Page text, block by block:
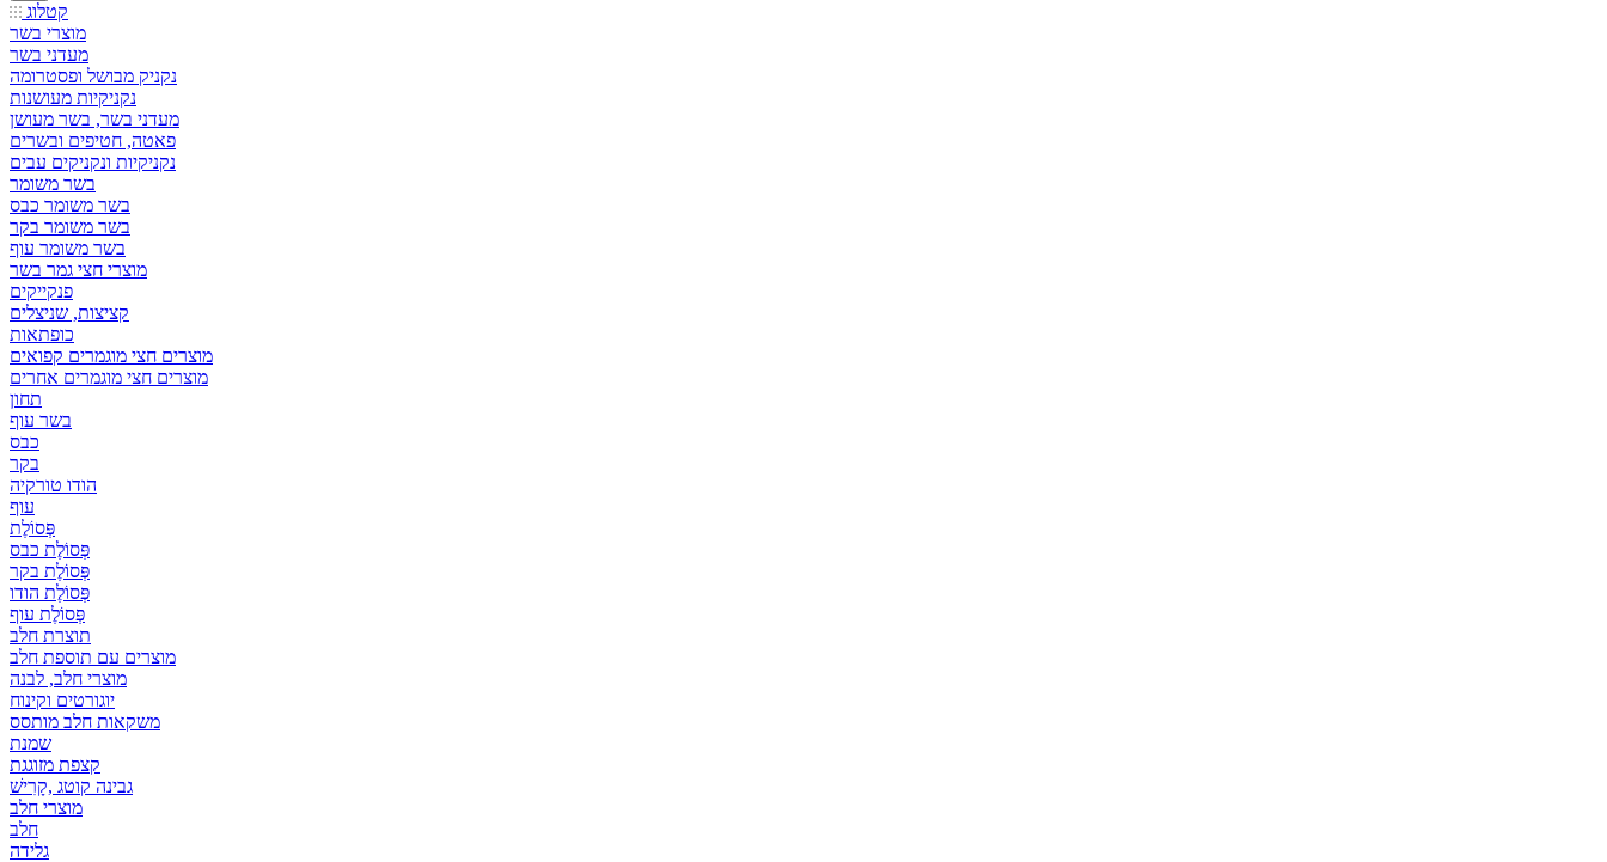
קטלוג
מוצרי בשר
מעדני בשר
נקניק מבושל ופסטרומה
נקניקיות מעושנות
מעדני בשר, בשר מעושן
פאטה, חטיפים ובשרים
נקניקיות ונקניקים עבים
בשר משומר
בשר משומר כבס
בשר משומר בקר
בשר משומר עוף
מוצרי חצי גמר בשר
פנקייקים
קציצות, שניצלים
כופתאות
מוצרים חצי מוגמרים קפואים
מוצרים חצי מוגמרים אחרים
תחון
בשר עוף
כבס
בקר
הודו טורקיה
עוף
פְּסוֹלֶת
פְּסוֹלֶת כבס
פְּסוֹלֶת בקר
פְּסוֹלֶת הודו
פְּסוֹלֶת עוף
תוצרת חלב
מוצרים עם תוספת חלב
מוצרי חלב, לבנה
יוגורטים וקינוח
משקאות חלב מותסס
שמנת
קצפת מזוגגת
גבינה קוטג ,קָרִישׁ
מוצרי חלב
חלב
גלידה